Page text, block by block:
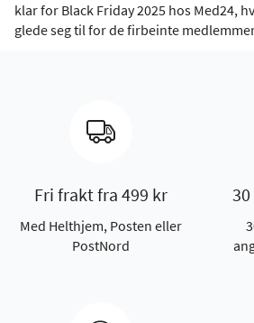
klar for Black Friday 2025 hos Med24,
glede seg til for de firbeinte
Fri frakt fra 499 kr
Med Helthjem, Posten eller
PostNord